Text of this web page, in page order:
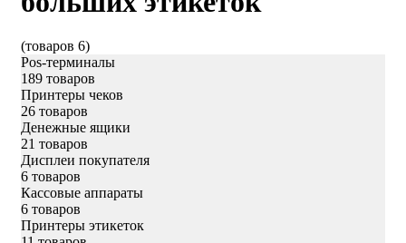
(товаров 6)
Pos-терминалы
189 товаров
Принтеры чеков
26 товаров
Денежные ящики
21 товаров
Дисплеи покупателя
6 товаров
Кассовые аппараты
6 товаров
Принтеры этикеток